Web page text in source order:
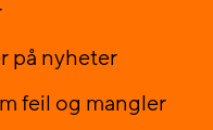
på nyheter
feil og mangler